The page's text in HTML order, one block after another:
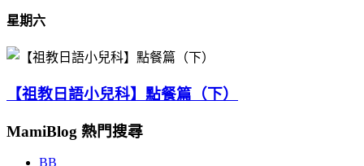
星期六
【祖教日語小兒科】點餐篇（下）
MamiBlog 熱門搜尋
BB